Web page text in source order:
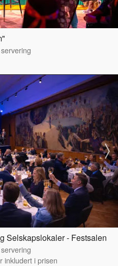
Selskapslokaler - Festsalen
inkludert i prisen